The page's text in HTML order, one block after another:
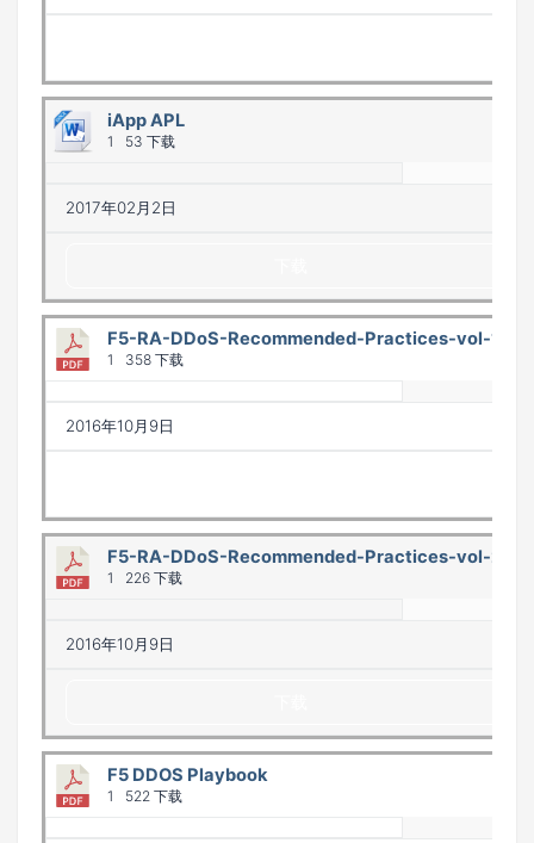
iApp APL
1 53 下载
2017年02月2日
F5-RA-DDoS-Recommended-Practices-vol-1
1 358 下载
2016年10月9日
F5-RA-DDoS-Recommended-Practices-vol-2
1 226 下载
2016年10月9日
F5 DDOS Playbook
1 522 下载